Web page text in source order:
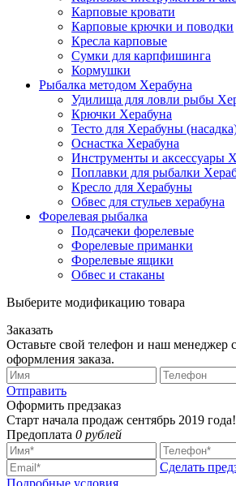
Карповые кровати
Карповые крючки и поводки
Кресла карповые
Сумки для карпфишинга
Кормушки
Рыбалка методом Херабуна
Удилища для ловли рыбы
Крючки Херабуна
Тесто для Херабуны
Оснастка Херабуна
Инструменты и аксессуары
Поплавки для рыбалки
Кресло для Херабуны
Обвес для стульев херабуна
Форелевая рыбалка
Подсачеки форелевые
Форелевые приманки
Форелевые ящики
Обвес и стаканы
Выберите модификацию товара
Заказать
Оставьте свой телефон и наш менеджер
оформления заказа.
Отправить
Оформить предзаказ
Старт начала продаж сентябрь 2019 года!
Предоплата 0 рублей
Сделать
Подробные условия